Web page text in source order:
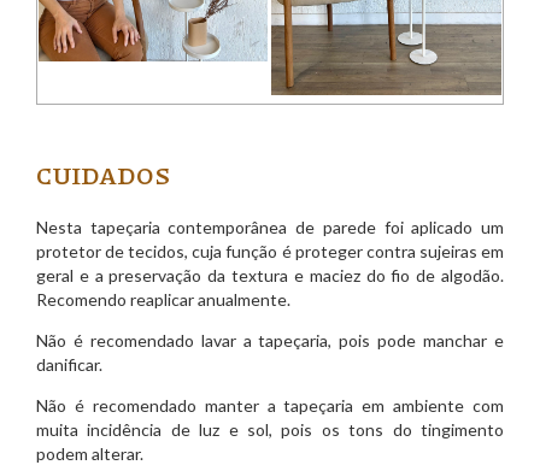
CUIDADOS
Nesta tapeçaria contemporânea de parede foi aplicado um
protetor de tecidos, cuja função é proteger contra sujeiras em
geral e a preservação da textura e maciez do fio de algodão.
Recomendo reaplicar anualmente.
Não é recomendado lavar a tapeçaria, pois pode manchar e
danificar.
Não é recomendado manter a tapeçaria em ambiente com
muita incidência de luz e sol, pois os tons do tingimento
podem alterar.